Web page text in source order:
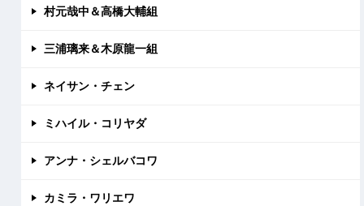
村元哉中＆高橋大輔組
三浦璃来＆木原龍一組
ネイサン・チェン
ミハイル・コリヤダ
アンナ・シェルバコワ
カミラ・ワリエワ